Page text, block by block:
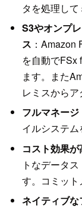
タを処理して
S3やオンプ
ス ：
を自動でFSx
ます。また
レミスからア
フルマネージ
イルシステム
コスト効果が
トなデータ
す。コミット
ネイティブ